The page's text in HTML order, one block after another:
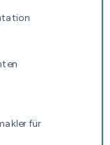
für